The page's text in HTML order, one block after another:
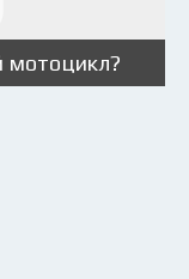
мотоцикл?